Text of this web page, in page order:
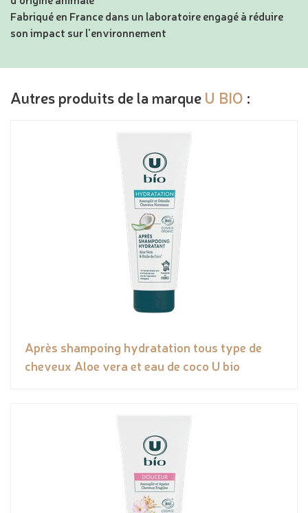
Fabriqué en France dans un laboratoire engagé à réduire
son impact sur l'environnement
Autres produits de la marque U BIO :
Après shampoing hydratation tous type de
cheveux Aloe vera et eau de coco U bio